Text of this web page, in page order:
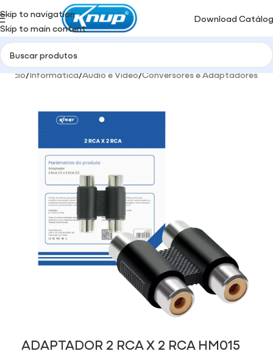
Skip to navigation
Skip to main content
Download
Início/Informática/Audio e Video/Conversores e Adaptadores
ADAPTADOR 2 RCA X 2 RCA HM015